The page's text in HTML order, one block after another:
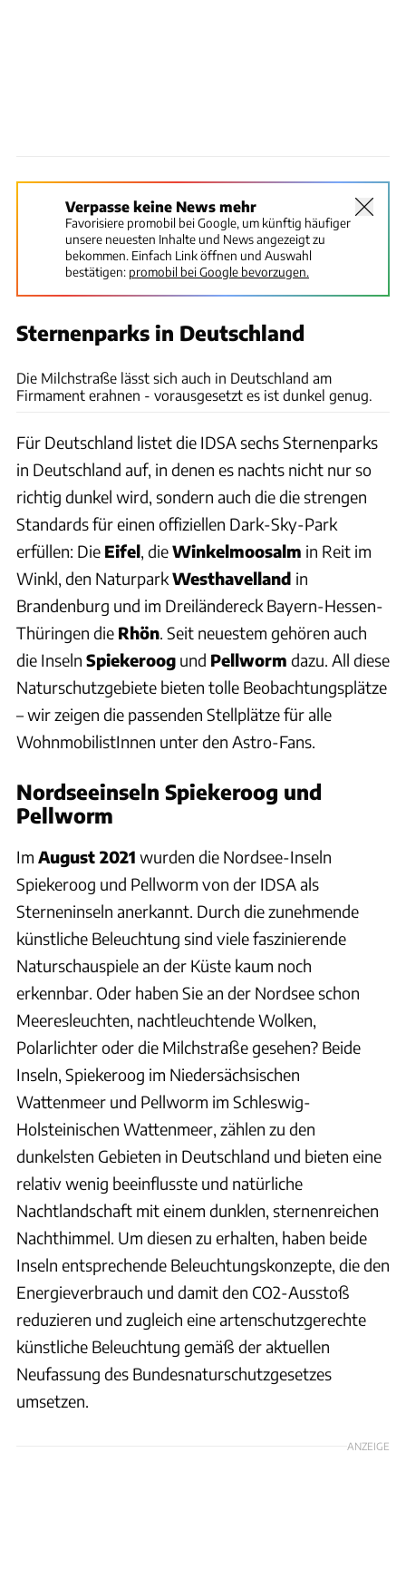
Verpasse keine News mehr
Favorisiere promobil bei Google, um künftig häufiger
unsere neuesten Inhalte und News angezeigt zu
bekommen. Einfach Link öffnen und Auswahl
bestätigen: promobil bei Google bevorzugen.
Sternenparks in Deutschlandeberhardgross / Unsplash.com
Die Milchstraße lässt sich auch in Deutschland am
Firmament erahnen - vorausgesetzt es ist dunkel genug.
Für Deutschland listet die IDSA sechs Sternenparks
in Deutschland auf, in denen es nachts nicht nur so
richtig dunkel wird, sondern auch die die strengen
Standards für einen offiziellen Dark-Sky-Park
erfüllen: Die Eifel, dieWinkelmoosalm in Reit im
Winkl, den NaturparkWesthavelland in
Brandenburg und im Dreiländereck Bayern-Hessen-
Thüringen die Rhön. Seit neuestem gehören auch
die Inseln Spiekeroog und Pellworm dazu. All diese
Naturschutzgebiete bieten tolle Beobachtungsplätze
– wir zeigen die passenden Stellplätze für alle
WohnmobilistInnen unter den Astro-Fans.
Nordseeinseln Spiekeroog und
Pellworm
Im August 2021 wurden die Nordsee-Inseln
Spiekeroog und Pellworm von der IDSA als
Sterneninseln anerkannt. Durch die zunehmende
künstliche Beleuchtung sind viele faszinierende
Naturschauspiele an der Küste kaum noch
erkennbar. Oder haben Sie an der Nordsee schon
Meeresleuchten, nachtleuchtende Wolken,
Polarlichter oder die Milchstraße gesehen? Beide
Inseln, Spiekeroog im Niedersächsischen
Wattenmeer und Pellworm im Schleswig-
Holsteinischen Wattenmeer, zählen zu den
dunkelsten Gebieten in Deutschland und bieten eine
relativ wenig beeinflusste und natürliche
Nachtlandschaft mit einem dunklen, sternenreichen
Nachthimmel. Um diesen zu erhalten, haben beide
Inseln entsprechende Beleuchtungskonzepte, die den
Energieverbrauch und damit den CO2-Ausstoß
reduzieren und zugleich eine artenschutzgerechte
künstliche Beleuchtung gemäß der aktuellen
Neufassung des Bundesnaturschutzgesetzes
umsetzen.
ANZEIGE